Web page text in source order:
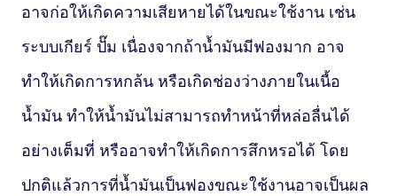
อาจก่อให้เกิดความเสียหายได้ในขณะใช้งาน เช่น
ระบบเกียร์ ปั๊ม เนื่องจากถ้าน้ำมันมีฟองมาก อาจ
ทำให้เกิดการหกล้น หรือเกิดช่องว่างภายในเนื้อ
น้ำมัน ทำให้น้ำมันไม่สามารถทำหน้าที่หล่อลื่นได้
อย่างเต็มที่ หรืออาจทำให้เกิดการสึกหรอได้ โดย
ปกติแล้วการที่น้ำมันเป็นฟองขณะใช้งานอาจเป็นผล